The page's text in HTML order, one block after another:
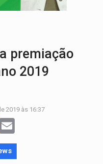
cassados pelo AI-5 se tornam pesquisadores
premiação
2019
2019 às 16:37